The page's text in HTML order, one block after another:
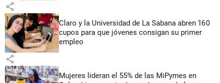
share
Claro y la Universidad de La Sabana abren 160
cupos para que jóvenes consigan su primer
empleo
share
Mujeres lideran el 55% de las MiPymes en